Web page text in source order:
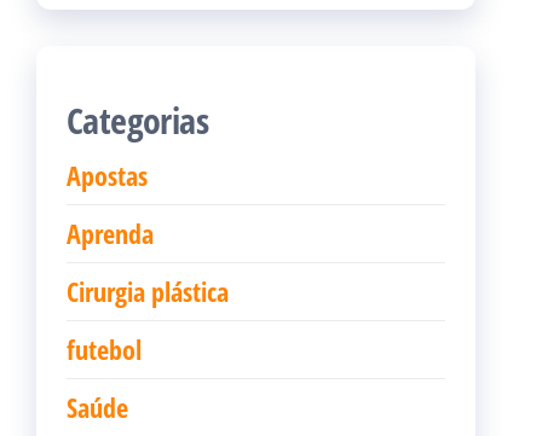
Categorias
Apostas
Aprenda
Cirurgia plástica
futebol
Saúde